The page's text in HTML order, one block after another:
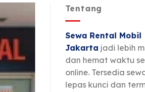
Tentang
Sewa Rental Mobil
Jakarta jadi lebih
dan hemat waktu
online. Tersedia
lepas kunci dan